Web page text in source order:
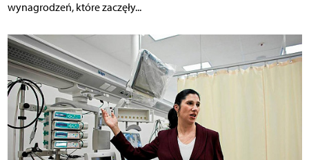
wynagrodzeń, które zaczęły...